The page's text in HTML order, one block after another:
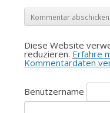
Diese Website
reduzieren. Erfahre
Kommentardaten
Benutzername